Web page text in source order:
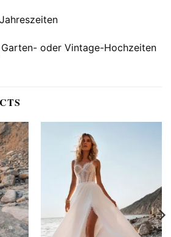
oder Vintage-Hochzeiten